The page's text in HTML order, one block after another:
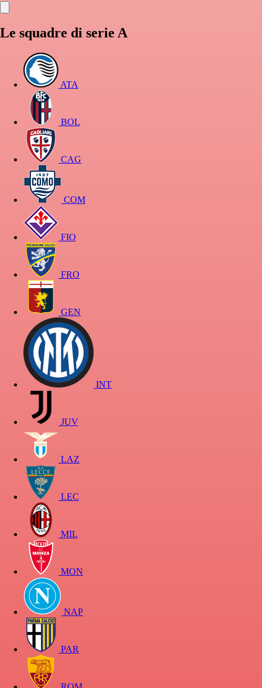
Le squadre di serie A
ATA
BOL
CAG
COM
FIO
FRO
GEN
INT
JUV
LAZ
LEC
MIL
MON
NAP
PAR